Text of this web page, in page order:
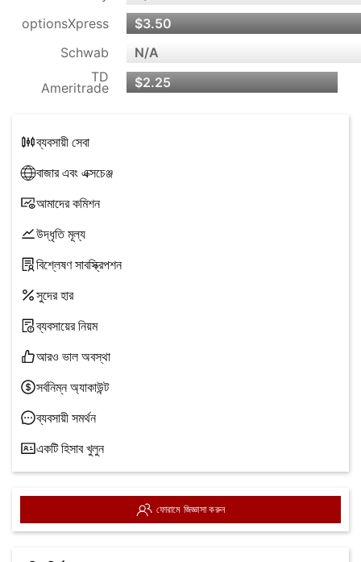
optionsXpress
$3.50
Schwab
N/A
TD
Ameritrade $2.25
ব্যবসায়ী সেবা
বাজার এবং এক্সচেঞ্জ
আমাদের কমিশন
উদ্ধৃতি মূল্য
বিশ্লেষণ সাবস্ক্রিপশন
সুদের হার
ব্যবসায়ের নিয়ম
আরও ভাল অবস্থা
সর্বনিম্ন অ্যাকাউন্ট
ব্যবসায়ী সমর্থন
একটি হিসাব খুলুন
ফোরামে জিজ্ঞাসা করুন